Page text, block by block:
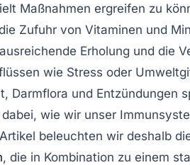
Maßnahmen ergreifen zu
Zufuhr von Vitaminen und
Erholung und die
wie Stress oder
Darmflora und Entzündungen
wie wir unser
beleuchten wir deshalb
, die in Kombination zu einem